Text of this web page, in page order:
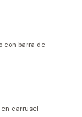
con barra de
carrusel